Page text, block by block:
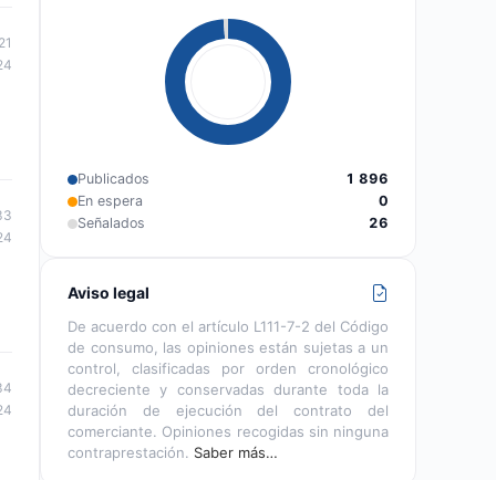
Publicados
1 896
En espera
0
Señalados
26
Aviso legal
De acuerdo con el artículo L111-7-2 del Código
de consumo, las opiniones están sujetas a un
control, clasificadas por orden cronológico
decreciente y conservadas durante toda la
duración de ejecución del contrato del
comerciante. Opiniones recogidas sin ninguna
contraprestación. Saber más…